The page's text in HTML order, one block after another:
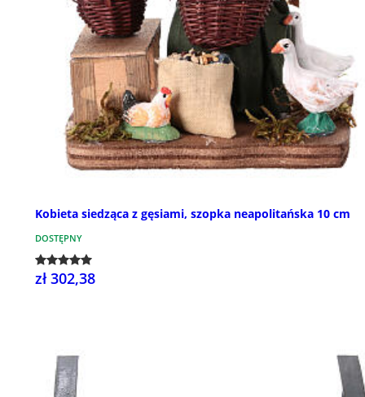
Kobieta siedząca z gęsiami, szopka neapolitańska 10 cm
DOSTĘPNY
zł 302,38